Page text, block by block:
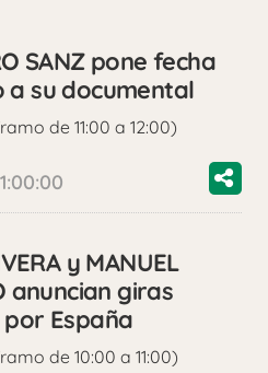
SANZ pone fecha
a su documental
de 11:00 a 12:00)
y MANUEL
anuncian giras
España
de 10:00 a 11:00)